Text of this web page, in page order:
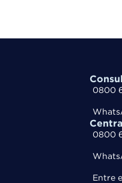
0800
0800
Entre